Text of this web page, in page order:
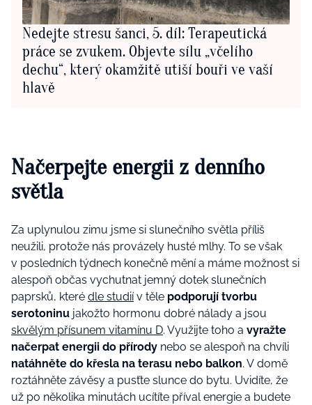
Nedejte stresu šanci, 5. díl: Terapeutická
práce se zvukem. Objevte sílu „včelího
dechu“, který okamžitě utiší bouři ve vaší
hlavě
Načerpejte energii z denního
světla
Za uplynulou zimu jsme si slunečního světla příliš
neužili, protože nás provázely husté mlhy. To se však
v posledních týdnech konečně mění a máme možnost si
alespoň občas vychutnat jemný dotek slunečních
paprsků, které dle studiív těle podporují tvorbu
serotoninu jakožto hormonu dobré nálady a jsou
skvělým přísunem vitamínu D. Využijte toho a vyražte
načerpat energii do přírody nebo se alespoň na chvíli
natáhněte do křesla na terasu nebo balkon. V domě
roztáhněte závěsy a pusťte slunce do bytu. Uvidíte, že
už po několika minutách ucítíte příval energie a budete